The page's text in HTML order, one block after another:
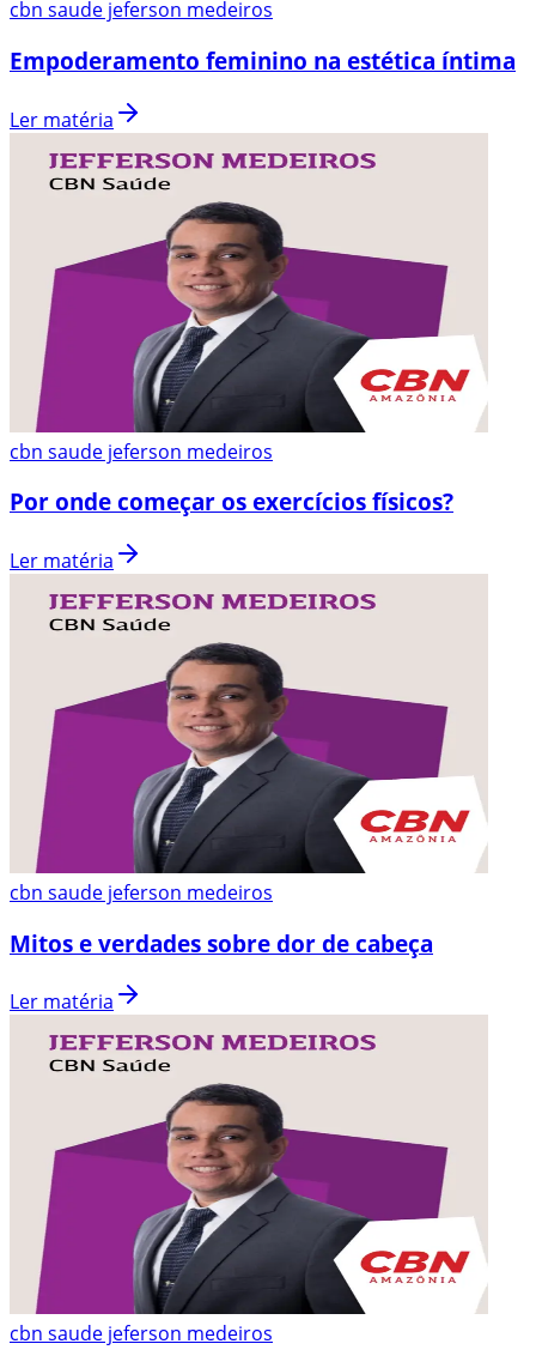
cbn saude jeferson medeiros
Empoderamento feminino na estética íntima
Ler matéria
cbn saude jeferson medeiros
Por onde começar os exercícios físicos?
Ler matéria
cbn saude jeferson medeiros
Mitos e verdades sobre dor de cabeça
Ler matéria
cbn saude jeferson medeiros